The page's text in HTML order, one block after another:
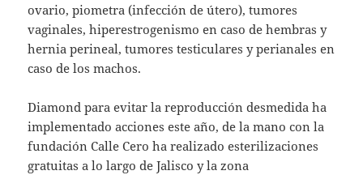
ovario, piometra (infección de útero), tumores
vaginales, hiperestrogenismo en caso de hembras y
hernia perineal, tumores testiculares y perianales en
caso de los machos.
Diamond para evitar la reproducción desmedida ha
implementado acciones este año, de la mano con la
fundación Calle Cero ha realizado esterilizaciones
gratuitas a lo largo de Jalisco y la zona